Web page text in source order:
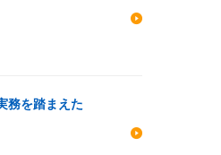
務を踏まえた